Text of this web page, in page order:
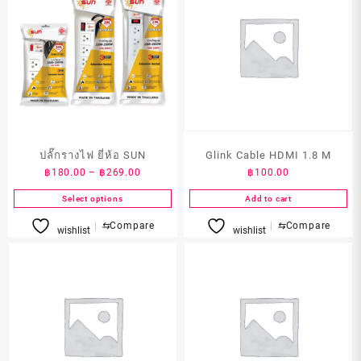
ปลั๊กรางไฟ ยี่ห้อ SUN
฿ 180.00 – ฿269.00
range:
฿180.00
through
Select options
product
The
options
may
wishlist ⇆Compare
Glink Cable HDMI 1.8 M
฿ 100.00
Add to cart
wishlist ⇆Compare